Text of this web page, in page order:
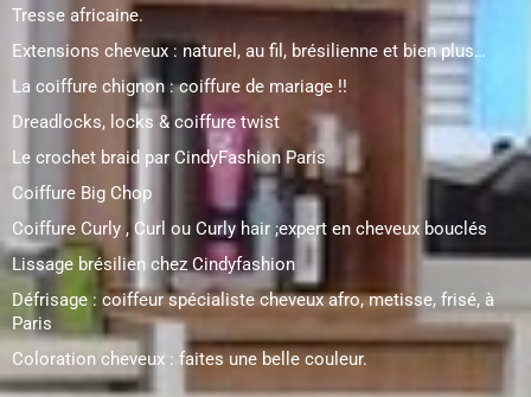
Tresse africaine.
Extensions cheveux : naturel, au fil, brésilienne et bien plus…
La coiffure chignon : coiffure de mariage !!
Dreadlocks, locks & coiffure twist
Le crochet braid par CindyFashion Paris
Coiffure Big Chop
Coiffure Curly , Curl ou Curly hair ;expert en cheveux bouclés
Lissage brésilien chez Cindyfashion
Défrisage : coiffeur spécialiste cheveux afro, metisse, frisé, à
Paris
Coloration cheveux : faites une belle couleur.